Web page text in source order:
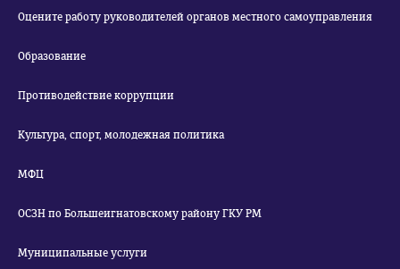
Оцените работу руководителей органов местного самоуправления
Образование
Противодействие коррупции
Культура, спорт, молодежная политика
МФЦ
ОСЗН по Большеигнатовскому району ГКУ РМ
Муниципальные услуги